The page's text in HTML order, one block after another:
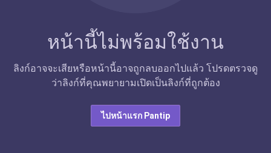
หน้านี้ไม่พร้อมใช้งาน
ลิงก์อาจจะเสียหรือหน้านี้อาจถูกลบออกไปแล้ว โปรดตรวจดู
ว่าลิงก์ที่คุณพยายามเปิดเป็นลิงก์ที่ถูกต้อง
ไปหน้าแรก Pantip